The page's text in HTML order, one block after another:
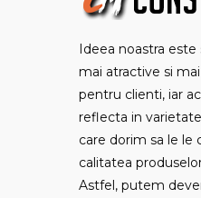
Ideea noastra
mai atractive si
pentru clienti, iar
reflecta in
care dorim sa le le
calitatea
Astfel, putem